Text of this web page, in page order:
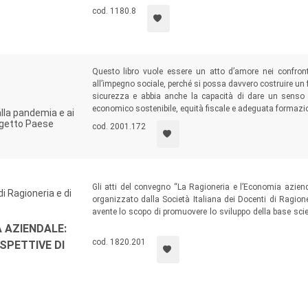
cod. 1180.8
pandemia e ai
Paese
Questo libro vuole essere un atto d’amore nei
all’impegno sociale, perché si possa davvero costruire
sicurezza e abbia anche la capacità di dare un
economico sostenibile, equità fiscale e adeguata
cod. 2001.172
Ragioneria e di
AZIENDALE:
DI
Gli atti del convegno “La Ragioneria e l’Economia
organizzato dalla Società Italiana dei Docenti di
avente lo scopo di promuovere lo sviluppo della base
cod. 1820.201